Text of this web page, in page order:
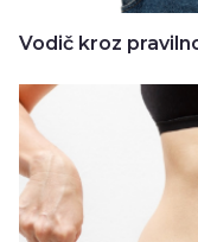
Vodič kroz